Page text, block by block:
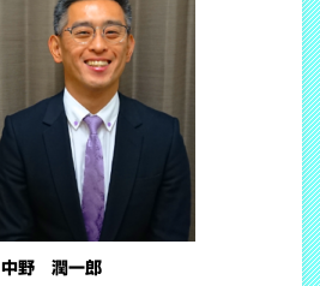
中野 潤一郎